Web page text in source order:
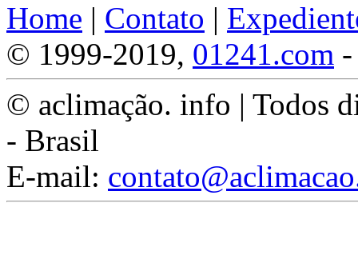
Home | Contato |
© 1999-2019, 01241.com
© aclimação. info | Todos
- Brasil
E-mail: